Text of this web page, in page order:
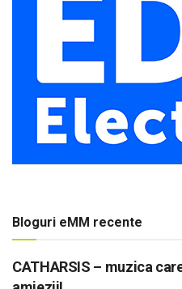
Bloguri eMM recente
CATHARSIS – muzica